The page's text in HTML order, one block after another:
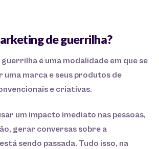
de guerrilha?
é uma modalidade em que se
uma marca e seus produtos de
e criativas.
um impacto imediato nas pessoas,
gerar conversas sobre a
sendo passada. Tudo isso, na